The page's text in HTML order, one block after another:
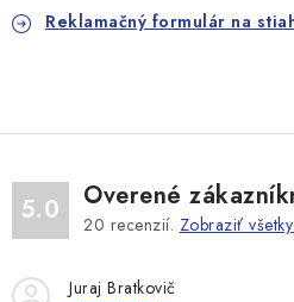
OBALY NA JEDLO
PÁSKY A DOPLNKY
Kontakty Doprava a platba
Reklamačný formulár na
5.0 Overené
20 recenzií. Zobraziť
Juraj Bratkovič